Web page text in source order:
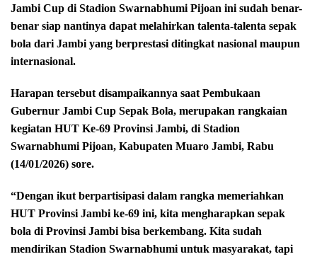
Jambi Cup di Stadion Swarnabhumi Pijoan ini sudah benar-
benar siap nantinya dapat melahirkan talenta-talenta sepak
bola dari Jambi yang berprestasi ditingkat nasional maupun
internasional.
Harapan tersebut disampaikannya saat Pembukaan
Gubernur Jambi Cup Sepak Bola, merupakan rangkaian
kegiatan HUT Ke-69 Provinsi Jambi, di Stadion
Swarnabhumi Pijoan, Kabupaten Muaro Jambi, Rabu
(14/01/2026) sore.
“Dengan ikut berpartisipasi dalam rangka memeriahkan
HUT Provinsi Jambi ke-69 ini, kita mengharapkan sepak
bola di Provinsi Jambi bisa berkembang. Kita sudah
mendirikan Stadion Swarnabhumi untuk masyarakat, tapi